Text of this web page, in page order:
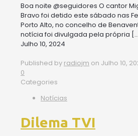
Boa noite @seguidores O cantor
Bravo foi detido este sábado nas
Porto Alto, no concelho de
notícia foi divulgada pela própria
Julho 10, 2024
Published by radiojm on Julho 10,
0
Categories
Notícias
Dilema TVI